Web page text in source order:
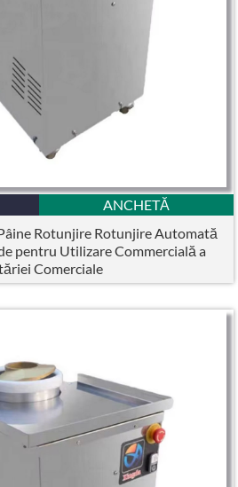
ANCHETĂ
Rotunjire Rotunjire Automată
pentru Utilizare Commercială a
Comerciale